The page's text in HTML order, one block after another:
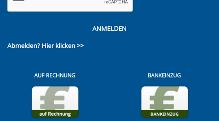
ANMELDEN
Abmelden? Hier klicken >>
AUF RECHNUNG BANKEINZUG